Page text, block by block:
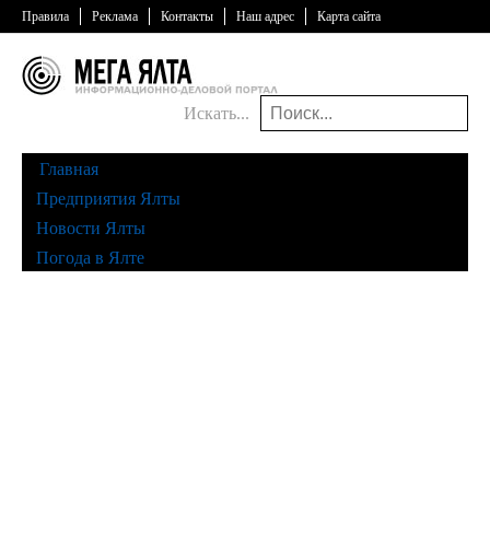
Правила Реклама Контакты Наш адрес Карта сайта
Искать...
Главная
Предприятия Ялты
Новости Ялты
Погода в Ялте